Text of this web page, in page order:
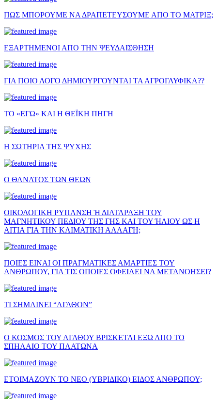
ΠΩΣ ΜΠΟΡΟΥΜΕ ΝΑ ΔΡΑΠΕΤΕΥΣΟΥΜΕ ΑΠΟ ΤΟ ΜΑΤΡΙΞ;
ΕΞΑΡΤΗΜΕΝΟΙ ΑΠΟ ΤΗΝ ΨΕΥΔΑΙΣΘΗΣΗ
ΓΙΑ ΠΟΙΟ ΛΟΓΟ ΔΗΜΙΟΥΡΓΟΥΝΤΑΙ ΤΑ ΑΓΡΟΓΛΥΦΙΚΑ??
ΤΟ «ΕΓΩ» ΚΑΙ Η ΘΕΪΚΗ ΠΗΓΗ
Η ΣΩΤΗΡΙΑ ΤΗΣ ΨΥΧΗΣ
Ο ΘΑΝΑΤΟΣ ΤΩΝ ΘΕΩΝ
ΟΙΚΟΛΟΓΙΚΗ ΡΥΠΑΝΣΗ Ή ΔΙΑΤΑΡΑΞΗ ΤΟΥ
ΜΑΓΝΗΤΙΚΟΥ ΠΕΔΙΟΥ ΤΗΣ ΓΗΣ ΚΑΙ ΤΟΥ ΉΛΙΟΥ ΩΣ Η
ΑΙΤΙΑ ΓΙΑ ΤΗΝ ΚΛΙΜΑΤΙΚΗ ΑΛΛΑΓΗ;
ΠΟΙΕΣ ΕΙΝΑΙ ΟΙ ΠΡΑΓΜΑΤΙΚΕΣ ΑΜΑΡΤΙΕΣ ΤΟΥ
ΑΝΘΡΩΠΟΥ, ΓΙΑ ΤΙΣ ΟΠΟΙΕΣ ΟΦΕΙΛΕΙ ΝΑ ΜΕΤΑΝΟΗΣΕΙ?
ΤΙ ΣΗΜΑΙΝΕΙ “ΑΓΑΘΟΝ”
Ο ΚΟΣΜΟΣ ΤΟΥ ΑΓΑΘΟΥ ΒΡΙΣΚΕΤΑΙ ΕΞΩ ΑΠΟ ΤΟ
ΣΠΗΛΑΙΟ ΤΟΥ ΠΛΑΤΩΝΑ
ΕΤΟΙΜΑΖΟΥΝ ΤΟ ΝΕΟ (ΥΒΡΙΔΙΚΟ) ΕΙΔΟΣ ΑΝΘΡΩΠΟΥ;